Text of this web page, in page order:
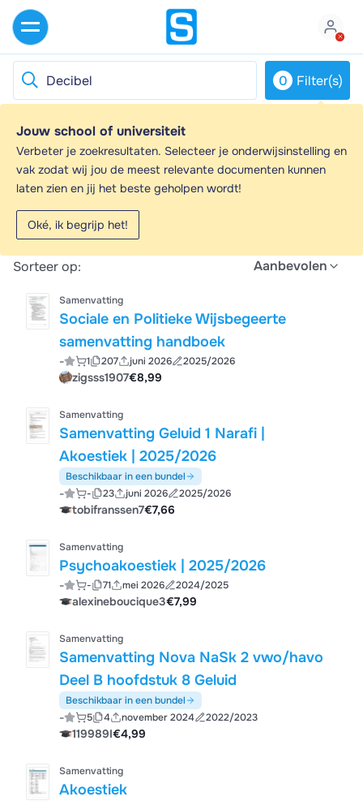
0 Filter(s)
Jouw school of universiteit
Verbeter je zoekresultaten. Selecteer je onderwijsinstelling en
vak zodat wij jou de meest relevante documenten kunnen
laten zien en jij het beste geholpen wordt!
Oké, ik begrijp het!
Decibel - Samenvattingen en
Aantekeningen
Op zoek naar een samenvatting over Decibel? Op deze
pagina vind je 37 samenvattingen over Decibel.
Alle37 resultaten
Sorteer op:
Aanbevolen
Samenvatting
Sociale en Politieke Wijsbegeerte
samenvatting handboek
- 1 207 juni 2026 2025/2026
zigsss1907€8,99
Samenvatting
Samenvatting Geluid 1 Narafi |
Akoestiek | 2025/2026
Beschikbaar in een bundel
- - 23 juni 2026 2025/2026
tobifranssen7€7,66
Samenvatting
Psychoakoestiek | 2025/2026
- - 71 mei 2026 2024/2025
alexineboucique3€7,99
Samenvatting
Samenvatting Nova NaSk 2 vwo/havo
Deel B hoofdstuk 8 Geluid
Beschikbaar in een bundel
- 5 4 november 2024 2022/2023
119989I€4,99
Samenvatting
Akoestiek